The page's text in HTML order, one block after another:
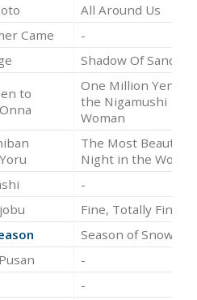
All Around Us
Came
-
Shadow Of Sand
to
One Million Yen
the Nigamushi
Woman
The Most Beautiful
Night in the World
-
Fine, Totally Fine
Season of Snow
-
-